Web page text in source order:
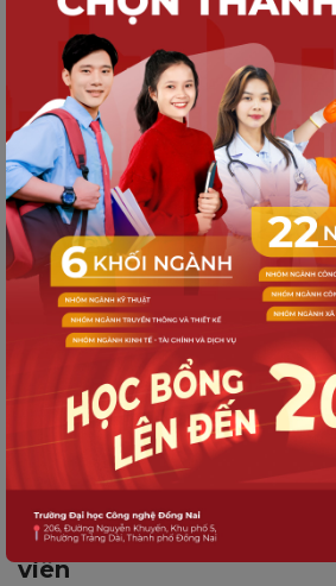
rộng cơ hội cho sinh viên
nghiệp Nhật Bản
HỢP TÁC DOANH NGHIỆP
DNTU ký kết hợp tác
Công ty Du lịch Sài Gòn
rộng cơ hội thực tập –
viên